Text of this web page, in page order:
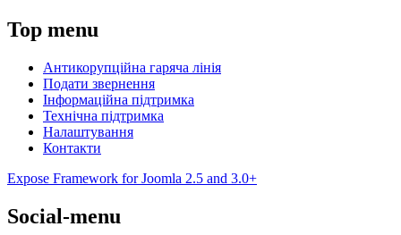
Top menu
Антикорупційна гаряча лінія
Подати звернення
Інформаційна підтримка
Технічна підтримка
Налаштування
Контакти
Expose Framework for Joomla 2.5 and 3.0+
Social-menu